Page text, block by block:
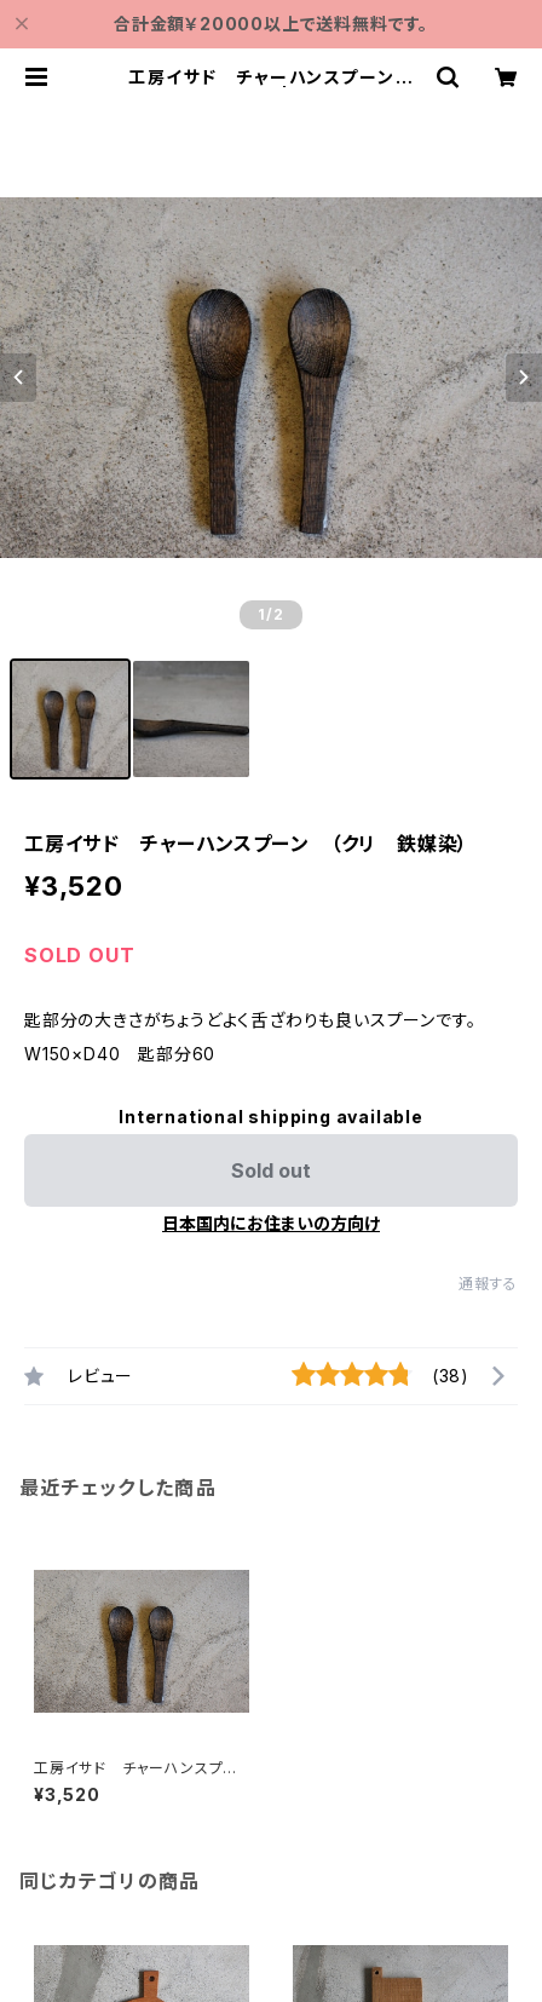
合計金額￥20000以上で送料無料です。
工房イサド チャーハンスプーン
1 /2
工房イサド チャーハンスプーン （クリ 鉄媒染）
¥3,520
SOLD OUT
匙部分の大きさがちょうどよく舌ざわりも良いスプーンです。
W150×D40 匙部分60
International shipping available
Sold out
日本国内にお住まいの方向け
通報する
レビュー (38)
最近チェックした商品
工房イサド チャーハンスプー
ン （クリ 鉄媒染）
¥3,520
同じカテゴリの商品